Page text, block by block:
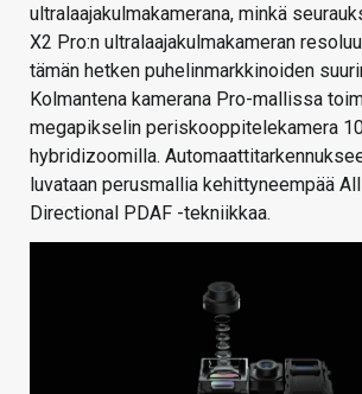
ultralaajakulmakamerana, minkä
X2 Pro:n ultralaajakulmakameran
tämän hetken puhelinmarkkinoiden
Kolmantena kamerana Pro-mallissa
megapikselin periskooppitelekamera
hybridizoomilla.
luvataan perusmallia kehittyneempää
Directional PDAF -tekniikkaa.